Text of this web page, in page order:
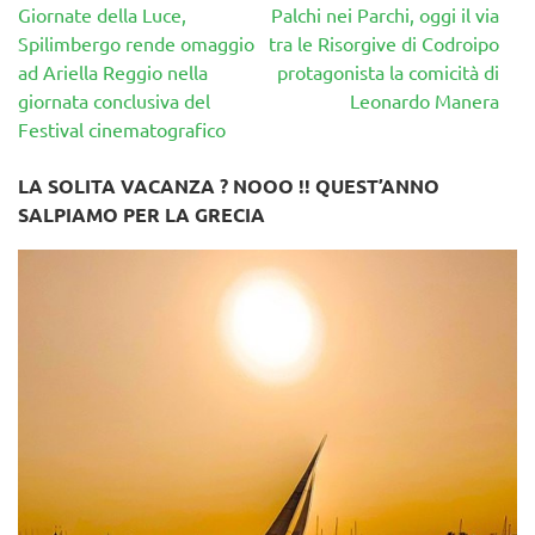
Navigazione
articoli
Giornate della Luce,
Spilimbergo rende omaggio
ad Ariella Reggio nella
giornata conclusiva del
Festival cinematografico
Palchi nei Parchi, oggi il via
tra le Risorgive di Codroipo
protagonista la comicità di
Leonardo Manera
LA SOLITA VACANZA ? NOOO !! QUEST’ANNO
SALPIAMO PER LA GRECIA